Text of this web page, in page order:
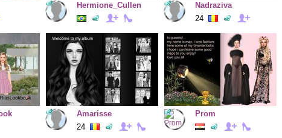
Hermione_Cullen
Nadraziva
24
Amarisse
24
Prom